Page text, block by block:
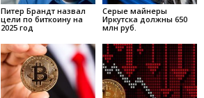
Питер Брандт назвал
цели по биткоину на
2025 год
Серые майнеры
Иркутска должны 650
млн руб.